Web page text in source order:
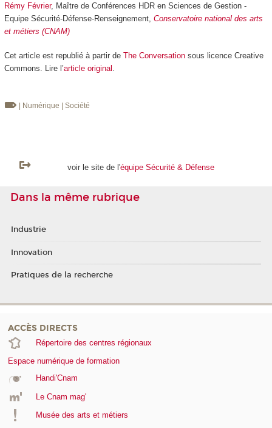
Rémy Février, Maître de Conférences HDR en Sciences de Gestion -
Equipe Sécurité-Défense-Renseignement, Conservatoire national des arts
et métiers (CNAM)
Cet article est republié à partir de The Conversationsous licence Creative
Commons. Lire l’article original .
| Numérique | Société
voir le site de l'équipe Sécurité & Défense
Dans la même rubrique
Industrie
Innovation
Pratiques de la recherche
ACCÈS DIRECTS
Répertoire des centres régionaux
Espace numérique de formation
Handi'Cnam
Le Cnam mag'
Musée des arts et métiers